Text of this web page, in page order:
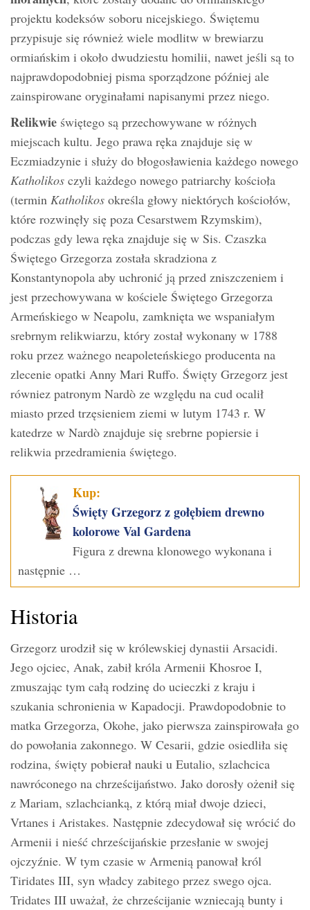
projektu kodeksów soboru nicejskiego. Świętemu
przypisuje się również wiele modlitw w brewiarzu
ormiańskim i około dwudziestu homilii, nawet jeśli są to
najprawdopodobniej pisma sporządzone później ale
zainspirowane oryginałami napisanymi przez niego.
Relikwie świętego są przechowywane w różnych
miejscach kultu. Jego prawa ręka znajduje się w
Eczmiadzynie i służy do błogosławienia każdego nowego
Katholikos czyli każdego nowego patriarchy kościoła
(termin Katholikos określa głowy niektórych kościołów,
które rozwinęły się poza Cesarstwem Rzymskim),
podczas gdy lewa ręka znajduje się w Sis. Czaszka
Świętego Grzegorza została skradziona z
Konstantynopola aby uchronić ją przed zniszczeniem i
jest przechowywana w kościele Świętego Grzegorza
Armeńskiego w Neapolu, zamknięta we wspaniałym
srebrnym relikwiarzu, który został wykonany w 1788
roku przez ważnego neapoleteńskiego producenta na
zlecenie opatki Anny Mari Ruffo. Święty Grzegorz jest
równiez patronym Nardò ze względu na cud ocalił
miasto przed trzęsieniem ziemi w lutym 1743 r. W
katedrze w Nardò znajduje się srebrne popiersie i
relikwia przedramienia świętego.
Kup:
Święty Grzegorz z gołębiem drewno
kolorowe Val Gardena
Figura z drewna klonowego wykonana i
następnie …
Historia
Grzegorz urodził się w królewskiej dynastii Arsacidi.
Jego ojciec, Anak, zabił króla Armenii Khosroe I,
zmuszając tym całą rodzinę do ucieczki z kraju i
szukania schronienia w Kapadocji. Prawdopodobnie to
matka Grzegorza, Okohe, jako pierwsza zainspirowała go
do powołania zakonnego. W Cesarii, gdzie osiedliła się
rodzina, święty pobierał nauki u Eutalio, szlachcica
nawróconego na chrześcijaństwo. Jako dorosły ożenił się
z Mariam, szlachcianką, z którą miał dwoje dzieci,
Vrtanes i Aristakes. Następnie zdecydował się wrócić do
Armenii i nieść chrześcijańskie przesłanie w swojej
ojczyźnie. W tym czasie w Armenią panował król
Tiridates III, syn władcy zabitego przez swego ojca.
Tridates III uważał, że chrześcijanie wzniecają bunty i